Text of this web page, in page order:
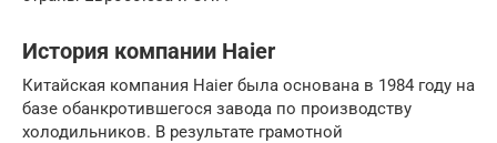
История компании Haier
Китайская компания Haier была основана в 1984 году на
базе обанкротившегося завода по производству
холодильников. В результате грамотной